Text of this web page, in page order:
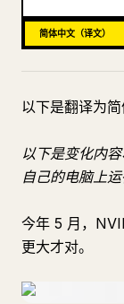
简体中文（译文）
以下是翻译为简
以下是变化内
自己的电脑上
今年 5 月，
更大才对。